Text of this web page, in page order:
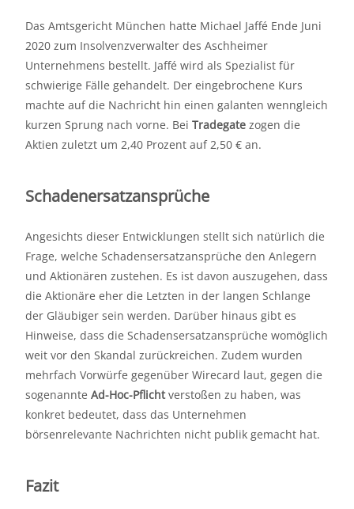
Das Amtsgericht München hatte Michael Jaffé Ende Juni
2020 zum Insolvenzverwalter des Aschheimer
Unternehmens bestellt. Jaffé wird als Spezialist für
schwierige Fälle gehandelt. Der eingebrochene Kurs
machte auf die Nachricht hin einen galanten wenngleich
kurzen Sprung nach vorne. Bei Tradegate zogen die
Aktien zuletzt um 2,40 Prozent auf 2,50 € an.
Schadenersatzansprüche
Angesichts dieser Entwicklungen stellt sich natürlich die
Frage, welche Schadensersatzansprüche den Anlegern
und Aktionären zustehen. Es ist davon auszugehen, dass
die Aktionäre eher die Letzten in der langen Schlange
der Gläubiger sein werden. Darüber hinaus gibt es
Hinweise, dass die Schadensersatzansprüche womöglich
weit vor den Skandal zurückreichen. Zudem wurden
mehrfach Vorwürfe gegenüber Wirecard laut, gegen die
sogenannte Ad-Hoc-Pflichtverstoßen zu haben, was
konkret bedeutet, dass das Unternehmen
börsenrelevante Nachrichten nicht publik gemacht hat.
Fazit